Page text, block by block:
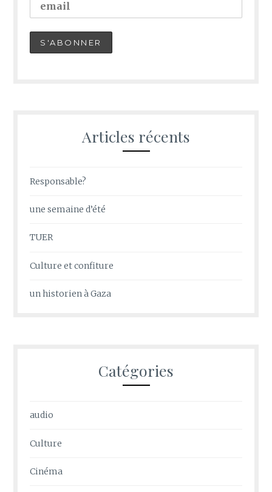
Articles récents
Responsable?
une semaine d’été
TUER
Culture et confiture
un historien à Gaza
Catégories
audio
Culture
Cinéma